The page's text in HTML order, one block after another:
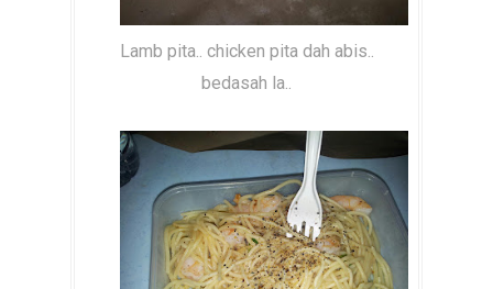
Lamb pita.. chicken pita dah abis..
bedasah la..